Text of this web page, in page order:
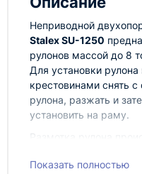
Неприводной
Stalex SU-1250
рулонов массой до 8
Для установки
крестовинами снять с
рулона, разжать и
установить на раму.
Размотка рулона
рулонами различной
Показать полностью